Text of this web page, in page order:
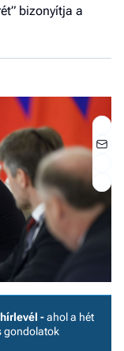
- heti
bizonyítja a
-ahol a hét
gondolatok